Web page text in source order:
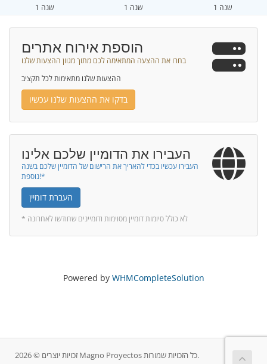
1 שנה 1 שנה 1 שנה
הוספת אירוח אתרים
בחרו את ההצעה המתאימה לכם מתוך מגוון ההצעות שלנו
ההצעות שלנו מתאימות לכל תקציב
בדקו את ההצעות שלנו עכשיו
העבירו את הדומיין שלכם אלינו
העבירו עכשיו בכדי להאריך את הרישום של הדומיין שלכם בשנה
נוספת!*
העברת דומיין
* לא כולל סיומות דומיין מסוימות ודומיינים שחודשו לאחרונה
Powered by WHMCompleteSolution
זכויות יוצרים © 2026 Magno Proyectos כל הזכויות שמורות.